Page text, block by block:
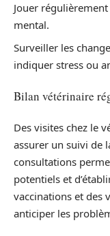
Jouer
mental.
Surveiller les
indiquer stress ou
Bilan vétérinaire
Des visites chez le
assurer un suivi de
consultations
potentiels et
vaccinations et des
anticiper les